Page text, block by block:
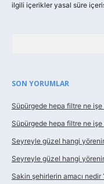
ilgili içerikler yasal süre
SON YORUMLAR
Süpürgede hepa filtre ne işe
Süpürgede hepa filtre ne işe
Seyreyle güzel hangi
Seyreyle güzel hangi
Sakin şehirlerin amacı nedir